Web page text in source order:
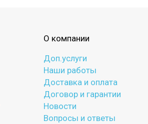
О компании
Доп.услуги
Наши работы
Доставка и оплата
Договор и гарантии
Новости
Вопросы и ответы